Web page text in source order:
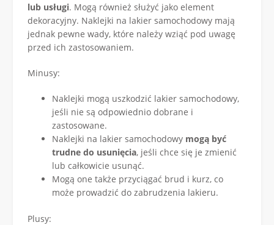
lub usługi. Mogą również służyć jako element
dekoracyjny. Naklejki na lakier samochodowy mają
jednak pewne wady, które należy wziąć pod uwagę
przed ich zastosowaniem.
Minusy:
Naklejki mogą uszkodzić lakier samochodowy,
jeśli nie są odpowiednio dobrane i
zastosowane.
Naklejki na lakier samochodowy mogą być
trudne do usunięcia, jeśli chce się je zmienić
lub całkowicie usunąć.
Mogą one także przyciągać brud i kurz, co
może prowadzić do zabrudzenia lakieru.
Plusy: